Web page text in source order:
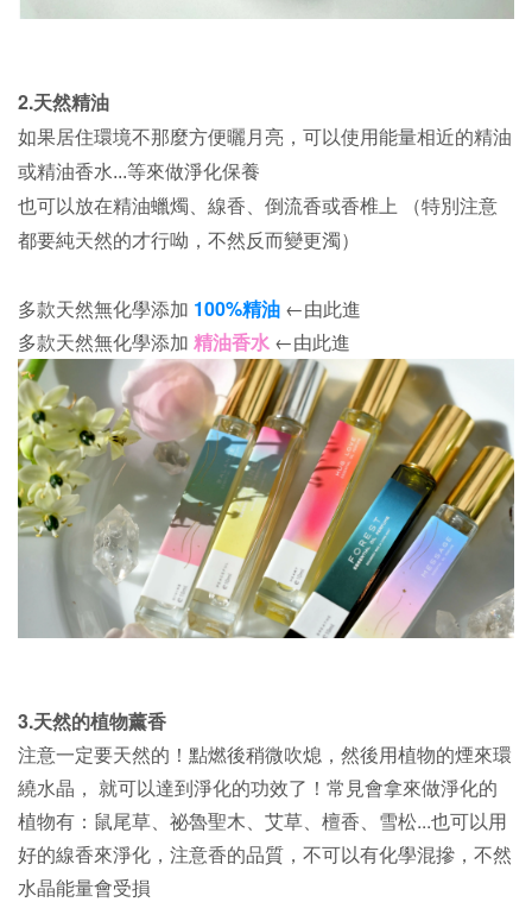
2.天然精油
如果居住環境不那麼方便曬月亮，可以使用能量相近的精油
或精油香水...等來做淨化保養
也可以放在精油蠟燭、線香、倒流香或香椎上 （特別注意
都要純天然的才行呦，不然反而變更濁）
多款天然無化學添加 100%精油 ←由此進
多款天然無化學添加 精油香水 ←由此進
3.天然的植物薰香
注意一定要天然的！點燃後稍微吹熄，然後用植物的煙來環
繞水晶， 就可以達到淨化的功效了！常見會拿來做淨化的
植物有：鼠尾草、祕魯聖木、艾草、檀香、雪松...也可以用
好的線香來淨化，注意香的品質，不可以有化學混摻，不然
水晶能量會受損